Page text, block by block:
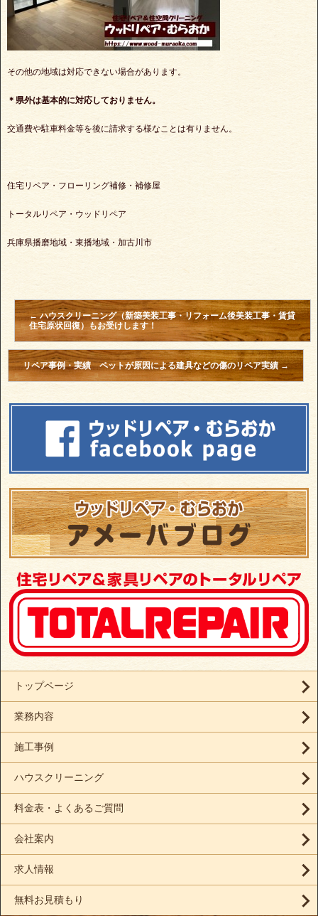
その他の地域は対応できない場合があります。
＊県外は基本的に対応しておりません。
交通費や駐車料金等を後に請求する様なことは有りません。
住宅リペア・フローリング補修・補修屋
トータルリペア・ウッドリペア
兵庫県播磨地域・東播地域・加古川市
←ハウスクリーニング（新築美装工事・リフォーム後美装工事・賃貸
住宅原状回復）もお受けします！
リペア事例・実績 ペットが原因による建具などの傷のリペア実績→
トップページ
業務内容
施工事例
ハウスクリーニング
料金表・よくあるご質問
会社案内
求人情報
無料お見積もり